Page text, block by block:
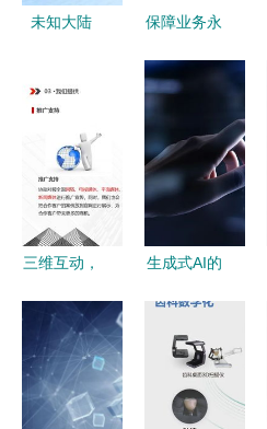
型
未知大陆
3D打印新
明价格、极
速交付与卓
越品质赋能
数字制造
保障业务永
存储技术创
新助力金融
数字化转型
三维互动，
VR党建馆
引领数字党
建新趋势
生成式AI的
Agent驱动
的数字服务